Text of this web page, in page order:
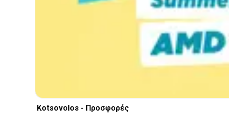
Kotsovolos - Προσφορές